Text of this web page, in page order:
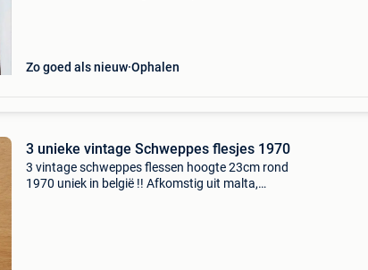
Zo goed als nieuw Ophalen
3 unieke vintage Schweppes flesjes 1970
3 vintage schweppes flessen hoogte 23cm rond
1970 uniek in belgië !! Afkomstig uit malta,